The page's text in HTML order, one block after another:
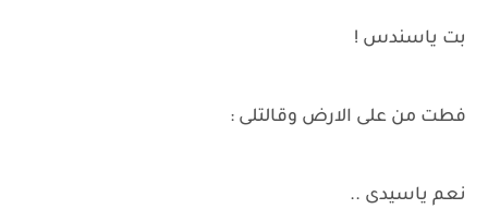
بت ياسندس !
فطت من على الارض وقالتلى :
نعم ياسيدى ..